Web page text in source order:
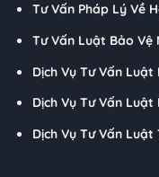
Tư Vấn Pháp Lý Về
Tư Vấn Luật Bảo Vệ
Dịch Vụ Tư Vấn Luật
Dịch Vụ Tư Vấn
Dịch Vụ Tư Vấn Luật